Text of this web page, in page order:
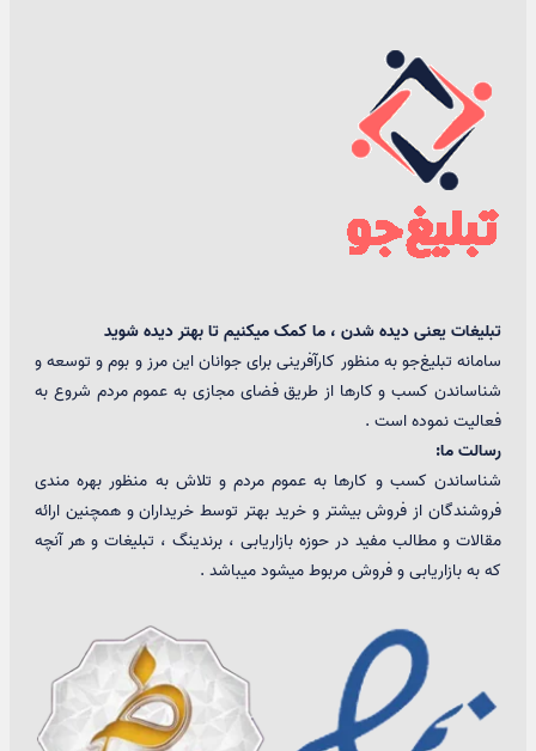
تبلیغات یعنی دیده شدن ، ما کمک میکنیم تا بهتر دیده شوید
سامانه تبلیغ‌جو به منظور کارآفرینی برای جوانان این مرز و بوم و توسعه و
شناساندن کسب و کارها از طریق فضای مجازی به عموم مردم شروع به
فعالیت نموده است .
رسالت ما:
شناساندن کسب و کارها به عموم مردم و تلاش به منظور بهره مندی
فروشندگان از فروش بیشتر و خرید بهتر توسط خریداران و همچنین ارائه
مقالات و مطالب مفید در حوزه بازاریابی ، برندینگ ، تبلیغات و هر آنچه
که به بازاریابی و فروش مربوط میشود میباشد .